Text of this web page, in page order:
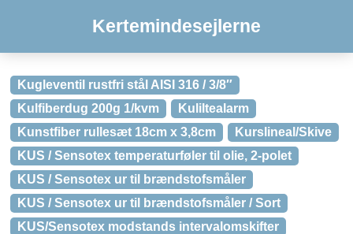
Kertemindesejlerne
Kugleventil rustfri stål AISI 316 / 3/8″
Kulfiberdug 200g 1/kvm
Kuliltealarm
Kunstfiber rullesæt 18cm x 3,8cm
Kurslineal/Skive
KUS / Sensotex temperaturføler til olie, 2-polet
KUS / Sensotex ur til brændstofsmåler
KUS / Sensotex ur til brændstofsmåler / Sort
KUS/Sensotex modstands intervalomskifter